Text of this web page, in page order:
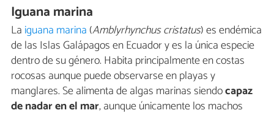
Iguana marina
La iguana marina (Amblyrhynchus cristatus) es endémica
de las Islas Galápagos en Ecuador y es la única especie
dentro de su género. Habita principalmente en costas
rocosas aunque puede observarse en playas y
manglares. Se alimenta de algas marinas siendocapaz
de nadar en el mar, aunque únicamente los machos